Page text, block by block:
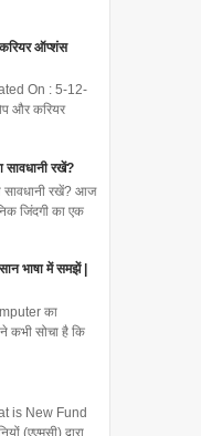
करियर ऑप्शंस
On : 5-12-
और करियर
रखें?
सावधानी रखें? आज
जिंदगी का एक
भाषा में समझें |
का
सोचा है कि
is New Fund
(एएमसी) द्वारा